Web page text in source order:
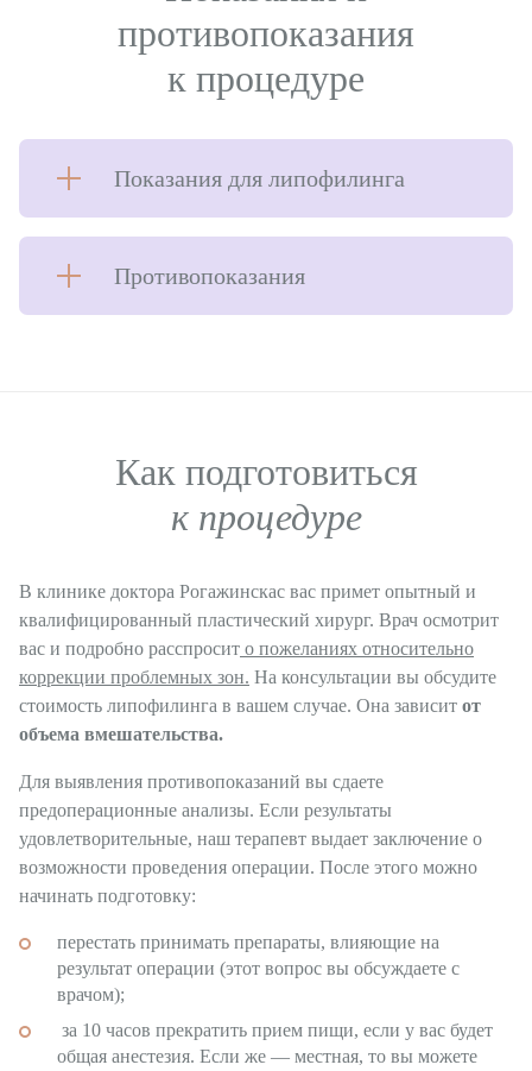
противопоказания
к процедуре
Показания для липофилинга
Противопоказания
Как подготовиться
к процедуре
В клинике доктора Рогажинскас вас примет опытный и
квалифицированный пластический хирург. Врач осмотрит
вас и подробно расспросит о пожеланиях относительно
коррекции проблемных зон. На консультации вы обсудите
стоимость липофилинга в вашем случае. Она зависит от
объема вмешательства.
Для выявления противопоказаний вы сдаете
предоперационные анализы. Если результаты
удовлетворительные, наш терапевт выдает заключение о
возможности проведения операции. После этого можно
начинать подготовку:
перестать принимать препараты, влияющие на
результат операции (этот вопрос вы обсуждаете с
врачом);
за 10 часов прекратить прием пищи, если у вас будет
общая анестезия. Если же — местная, то вы можете